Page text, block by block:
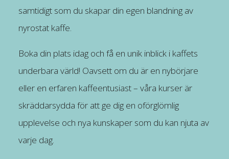
samtidigt som du skapar din egen blandning av
nyrostat kaffe.
Boka din plats idag och få en unik inblick i kaffets
underbara värld! Oavsett om du är en nybörjare
eller en erfaren kaffeentusiast – våra kurser är
skräddarsydda för att ge dig en oförglömlig
upplevelse och nya kunskaper som du kan njuta av
varje dag.